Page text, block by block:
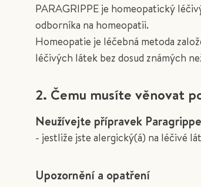
PARAGRIPPE je homeopatický
odborníka na homeopatii.
Homeopatie je léčebná metoda
léčivých látek bez dosud známých
2. Čemu musíte věnovat
Neužívejte přípravek Paragrippe
- jestliže jste alergický(á) na léčivé
Upozornění a opatření